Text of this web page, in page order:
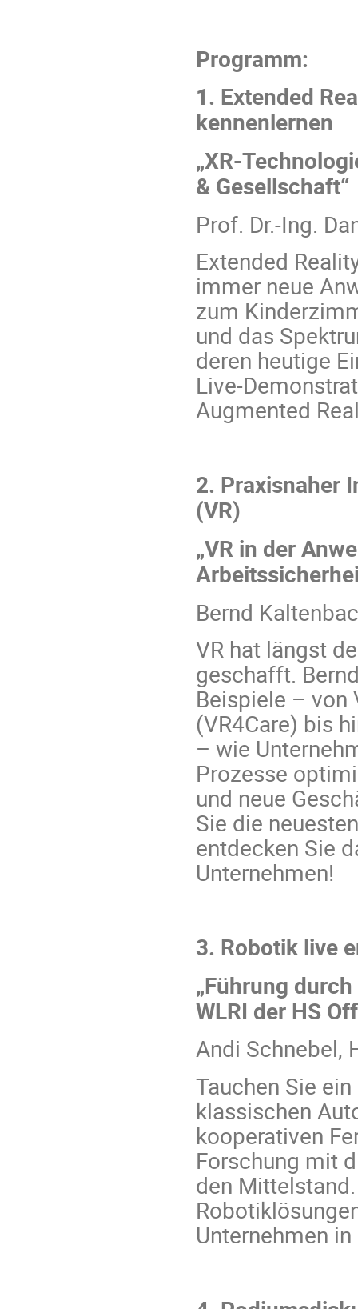
Programm:
1. Extended
kennenlernen
„XR-
& Gesellschaft“
Prof. Dr.-Ing.
Extended
immer neue
zum
und das
deren heutige
Live-
Augmented
2. Praxisnaher
(VR)
„VR in der
Bernd
VR hat längst
geschafft.
Beispiele – von
(VR4Care) bis
– wie
Prozesse
und neue
Sie die
entdecken Sie
Unternehmen!
3. Robotik live
„Führung
WLRI der HS
Andi Schnebel,
Tauchen Sie
klassischen
kooperativen
Forschung mit
den
Unternehmen